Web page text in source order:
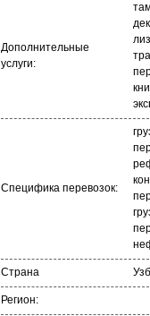
Дополнительные
услуги:
Специфика перевозок:
Страна
Регион: